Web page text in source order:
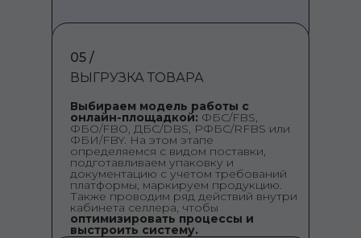
05 /
Выбираем модель работы с
онлайн-площадкой: ФБС/FBS,
ФБО/FBO, ДБС/DBS, РФБС/RFBS или
ФБИ/FBY. На этом этапе
определяемся с видом поставки,
подготавливаем упаковку и
документацию с учетом требований
платформы, маркируем продукцию.
Также проводим ряд действий внутри
кабинета селлера, чтобы
оптимизировать процессы и
выстроить систему.
ВЫГРУЗКА ТОВАРА